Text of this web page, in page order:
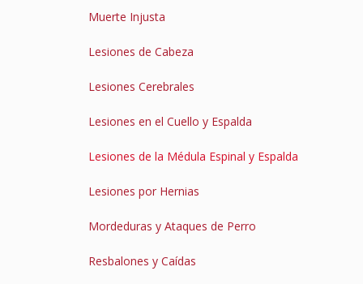
Muerte Injusta
Lesiones de Cabeza
Lesiones Cerebrales
Lesiones en el Cuello y Espalda
Lesiones de la Médula Espinal y Espalda
Lesiones por Hernias
Mordeduras y Ataques de Perro
Resbalones y Caídas